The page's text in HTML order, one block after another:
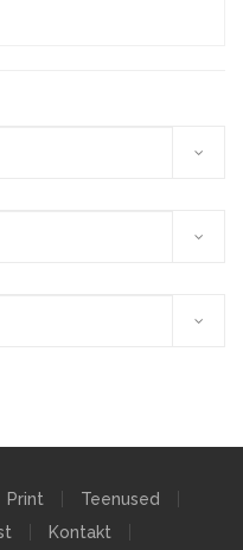
Print
Teenused
Kontakt